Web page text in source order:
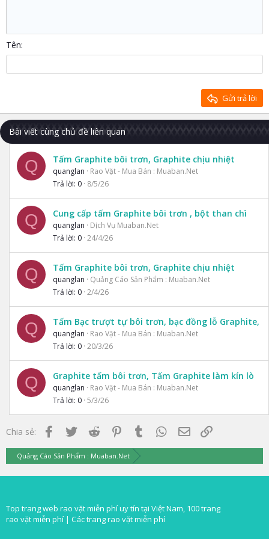
22
Verdana
Heading 2
Heading 3
Tên
Gửi trả lời
Bài viết cùng chủ đề liên quan
Q Tấm Graphite bôi trơn, Graphite chịu nhiệt
quanglan
Rao Vặt - Mua Bán : Muaban.Net
Trả lời 0 8/5/26
Q Cung cấp tấm Graphite bôi trơn , bột than chì
quanglan
Dịch Vụ Muaban.Net
Trả lời 0 24/4/26
Q Tấm Graphite bôi trơn, Graphite chịu nhiệt
quanglan
Quảng Cáo Sản Phẩm : Muaban.Net
Trả lời 0 2/4/26
Q Tấm Bạc trượt tự bôi trơn, bạc đồng lỗ Graphite,
quanglan
Rao Vặt - Mua Bán : Muaban.Net
Trả lời 0 20/3/26
Q Graphite tấm bôi trơn, Tấm Graphite làm kín lò
quanglan
Rao Vặt - Mua Bán : Muaban.Net
Trả lời 0 5/3/26
Chia sẻ: Facebook
Twitter Reddit PinterestTumblr WhatsApp
Email
Quảng Cáo Sản Phẩm : Muaban.Net
Top trang web rao vặt miễn phí uy tín tại Việt Nam, 100 trang
rao vặt miễn phí | Các trang rao vặt miễn phí